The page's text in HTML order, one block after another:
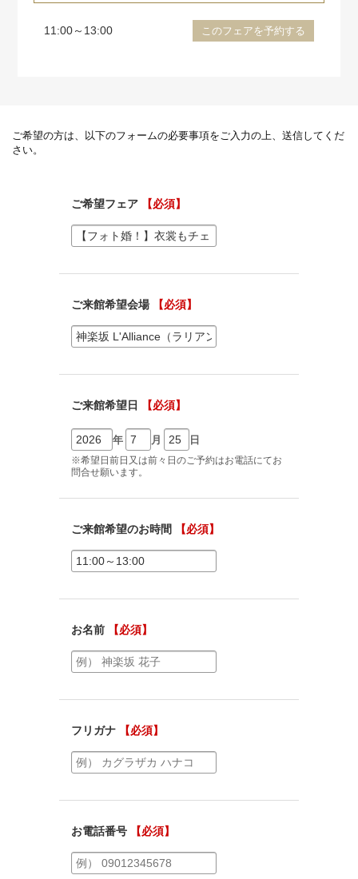
11:00～13:00 このフェアを予約する